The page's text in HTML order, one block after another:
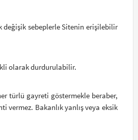
değişik sebeplerle Sitenin erişilebilir
olarak durdurulabilir.
türlü gayreti göstermekle beraber,
Bakanlık yanlış veya eksik